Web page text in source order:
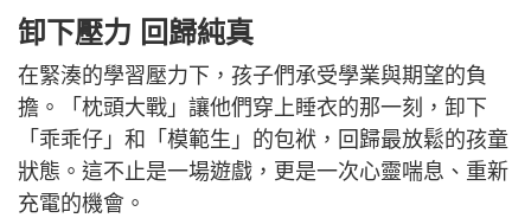
卸下壓力 回歸純真
在緊湊的學習壓力下，孩子們承受學業與期望的負
擔。「枕頭大戰」讓他們穿上睡衣的那一刻，卸下
「乖乖仔」和「模範生」的包袱，回歸最放鬆的孩童
狀態。這不止是一場遊戲，更是一次心靈喘息、重新
充電的機會。